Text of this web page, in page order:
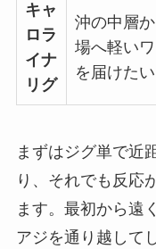
キャ
ロラ
イナ
リグ
沖の中層
場へ軽い
を届けた
まずはジグ単で近
り、それでも反応
ます。最初から遠
アジを通り越して